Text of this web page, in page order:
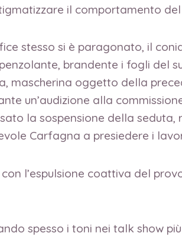
il comportamento
stesso si è paragonato, il
brandente i fogli del
mascherina oggetto della
un’audizione alla
la sospensione della seduta,
Carfagna a presiedere i
l’espulsione coattiva del
spesso i toni nei talk show